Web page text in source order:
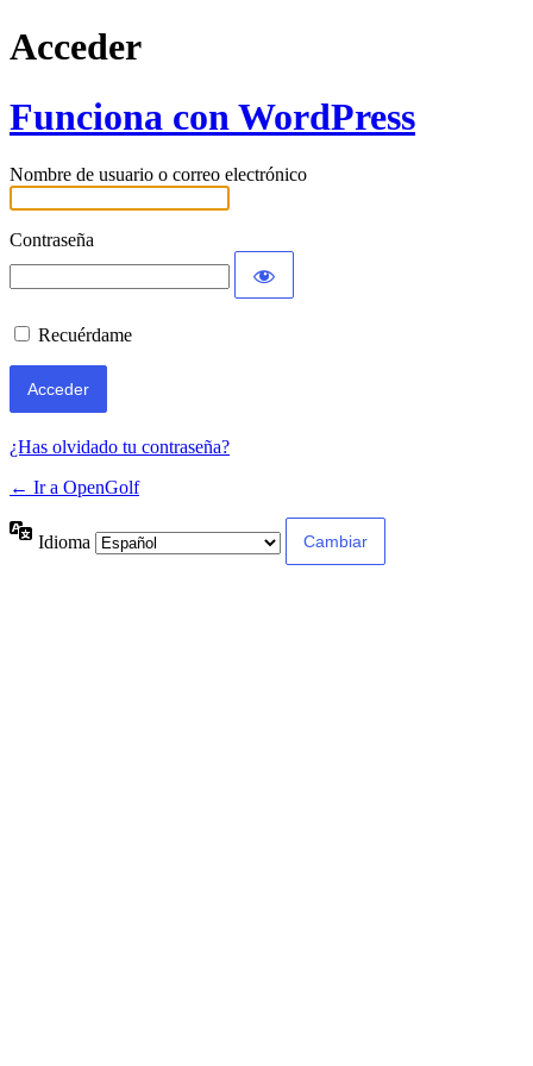
Acceder
Funciona con WordPress
Nombre de usuario o correo electrónico
Contraseña
Recuérdame
¿Has olvidado tu contraseña?
← Ir a OpenGolf
Idioma